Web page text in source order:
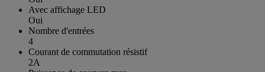
Avec affichage LED
Oui
Nombre d'entrées
4
Courant de commutation résistif
2A